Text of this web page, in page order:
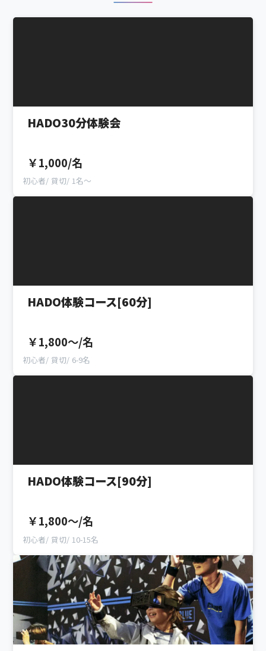
HADO30分体験会
￥1,000/名
初心者 貸切 1名～
HADO体験コース[60分]
￥1,800〜/名
初心者 貸切 6-9名
HADO体験コース[90分]
￥1,800〜/名
初心者 貸切 10-15名